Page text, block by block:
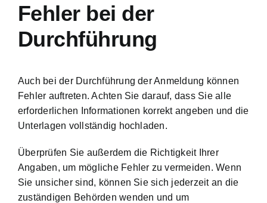
Fehler bei der
Durchführung
Auch bei der Durchführung der Anmeldung können
Fehler auftreten. Achten Sie darauf, dass Sie alle
erforderlichen Informationen korrekt angeben und die
Unterlagen vollständig hochladen.
Überprüfen Sie außerdem die Richtigkeit Ihrer
Angaben, um mögliche Fehler zu vermeiden. Wenn
Sie unsicher sind, können Sie sich jederzeit an die
zuständigen Behörden wenden und um